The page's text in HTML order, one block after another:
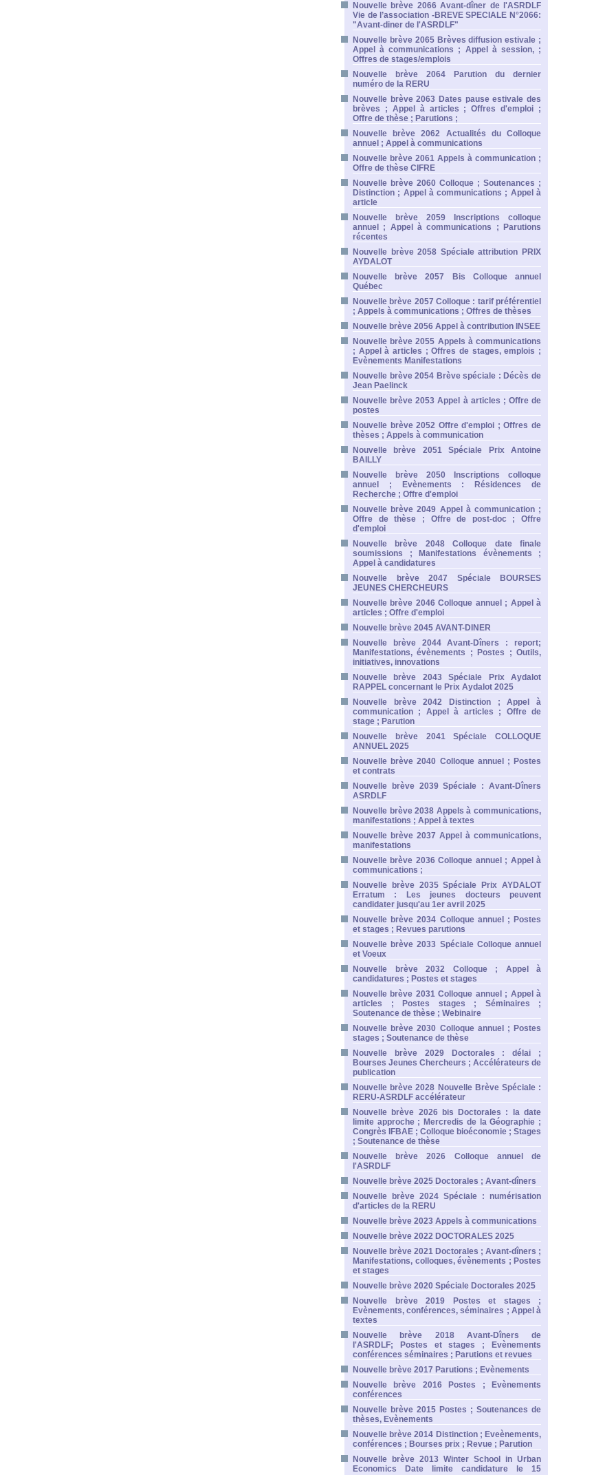
Nouvelle brève 2066 Avant-dîner de l'ASRDLF
Vie de l’association -BREVE SPECIALE N°2066:
"Avant-diner de l'ASRDLF"
Nouvelle brève 2065 Brèves diffusion estivale ;
Appel à communications ; Appel à session, ;
Offres de stages/emplois
Nouvelle brève 2064 Parution du dernier
numéro de la RERU
Nouvelle brève 2063 Dates pause estivale des
brèves ; Appel à articles ; Offres d'emploi ;
Offre de thèse ; Parutions ;
Nouvelle brève 2062 Actualités du Colloque
annuel ; Appel à communications
Nouvelle brève 2061 Appels à communication ;
Offre de thèse CIFRE
Nouvelle brève 2060 Colloque ; Soutenances ;
Distinction ; Appel à communications ; Appel à
article
Nouvelle brève 2059 Inscriptions colloque
annuel ; Appel à communications ; Parutions
récentes
Nouvelle brève 2058 Spéciale attribution PRIX
AYDALOT
Nouvelle brève 2057 Bis Colloque annuel
Québec
Nouvelle brève 2057 Colloque : tarif préférentiel
; Appels à communications ; Offres de thèses
Nouvelle brève 2056 Appel à contribution INSEE
Nouvelle brève 2055 Appels à communications
; Appel à articles ; Offres de stages, emplois ;
Evènements Manifestations
Nouvelle brève 2054 Brève spéciale : Décès de
Jean Paelinck
Nouvelle brève 2053 Appel à articles ; Offre de
postes
Nouvelle brève 2052 Offre d'emploi ; Offres de
thèses ; Appels à communication
Nouvelle brève 2051 Spéciale Prix Antoine
BAILLY
Nouvelle brève 2050 Inscriptions colloque
annuel ; Evènements : Résidences de
Recherche ; Offre d'emploi
Nouvelle brève 2049 Appel à communication ;
Offre de thèse ; Offre de post-doc ; Offre
d'emploi
Nouvelle brève 2048 Colloque date finale
soumissions ; Manifestations évènements ;
Appel à candidatures
Nouvelle brève 2047 Spéciale BOURSES
JEUNES CHERCHEURS
Nouvelle brève 2046 Colloque annuel ; Appel à
articles ; Offre d'emploi
Nouvelle brève 2045 AVANT-DINER
Nouvelle brève 2044 Avant-Dîners : report;
Manifestations, évènements ; Postes ; Outils,
initiatives, innovations
Nouvelle brève 2043 Spéciale Prix Aydalot
RAPPEL concernant le Prix Aydalot 2025
Nouvelle brève 2042 Distinction ; Appel à
communication ; Appel à articles ; Offre de
stage ; Parution
Nouvelle brève 2041 Spéciale COLLOQUE
ANNUEL 2025
Nouvelle brève 2040 Colloque annuel ; Postes
et contrats
Nouvelle brève 2039 Spéciale : Avant-Dîners
ASRDLF
Nouvelle brève 2038 Appels à communications,
manifestations ; Appel à textes
Nouvelle brève 2037 Appel à communications,
manifestations
Nouvelle brève 2036 Colloque annuel ; Appel à
communications ;
Nouvelle brève 2035 Spéciale Prix AYDALOT
Erratum : Les jeunes docteurs peuvent
candidater jusqu'au 1er avril 2025
Nouvelle brève 2034 Colloque annuel ; Postes
et stages ; Revues parutions
Nouvelle brève 2033 Spéciale Colloque annuel
et Voeux
Nouvelle brève 2032 Colloque ; Appel à
candidatures ; Postes et stages
Nouvelle brève 2031 Colloque annuel ; Appel à
articles ; Postes stages ; Séminaires ;
Soutenance de thèse ; Webinaire
Nouvelle brève 2030 Colloque annuel ; Postes
stages ; Soutenance de thèse
Nouvelle brève 2029 Doctorales : délai ;
Bourses Jeunes Chercheurs ; Accélérateurs de
publication
Nouvelle brève 2028 Nouvelle Brève Spéciale :
RERU-ASRDLF accélérateur
Nouvelle brève 2026 bis Doctorales : la date
limite approche ; Mercredis de la Géographie ;
Congrès IFBAE ; Colloque bioéconomie ; Stages
; Soutenance de thèse
Nouvelle brève 2026 Colloque annuel de
l'ASRDLF
Nouvelle brève 2025 Doctorales ; Avant-dîners
Nouvelle brève 2024 Spéciale : numérisation
d'articles de la RERU
Nouvelle brève 2023 Appels à communications
Nouvelle brève 2022 DOCTORALES 2025
Nouvelle brève 2021 Doctorales ; Avant-dîners ;
Manifestations, colloques, évènements ; Postes
et stages
Nouvelle brève 2020 Spéciale Doctorales 2025
Nouvelle brève 2019 Postes et stages ;
Evènements, conférences, séminaires ; Appel à
textes
Nouvelle brève 2018 Avant-Dîners de
l'ASRDLF; Postes et stages ; Evènements
conférences séminaires ; Parutions et revues
Nouvelle brève 2017 Parutions ; Evènements
Nouvelle brève 2016 Postes ; Evènements
conférences
Nouvelle brève 2015 Postes ; Soutenances de
thèses, Evènements
Nouvelle brève 2014 Distinction ; Eveènements,
conférences ; Bourses prix ; Revue ; Parution
Nouvelle brève 2013 Winter School in Urban
Economics Date limite candidature le 15